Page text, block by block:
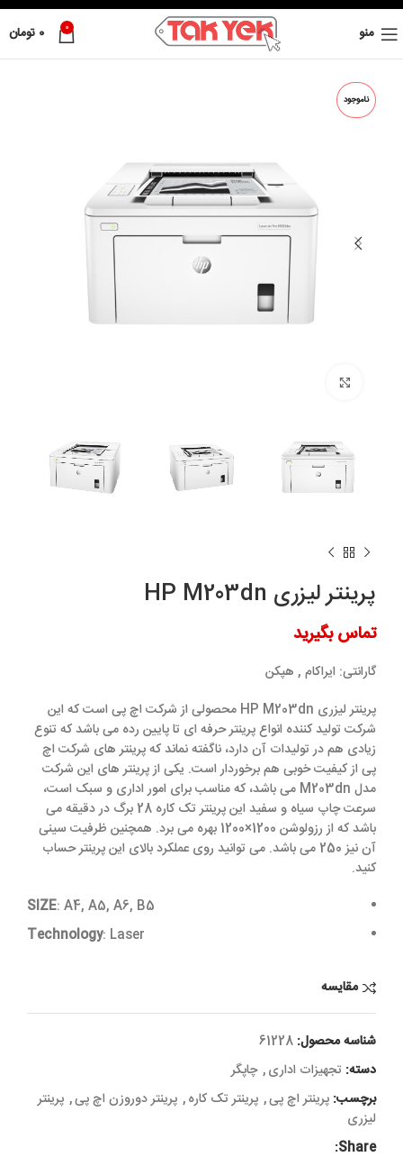
منو 0
0 تومان
ناموجود
پرینتر لیزری HP M203dn
تماس بگیرید
گارانتی: ایراکام , هپکن
پرینتر لیزری HP M203dn محصولی از شرکت اچ پی است که این
شرکت تولید کننده انواع پرینتر حرفه ای تا پایین رده می باشد که تنوع
زیادی هم در تولیدات آن دارد، ناگفته نماند که پرینتر های شرکت اچ
پی از کیفیت خوبی هم برخوردار است. یکی از پرینتر های این شرکت
مدل M203dn می باشد، که مناسب برای امور اداری و سبک است،
سرعت چاپ سیاه و سفید این پرینتر تک کاره 28 برگ در دقیقه می
باشد که از رزولوشن 1200×1200 بهره می برد. همچنین ظرفیت سینی
آن نیز 250 می باشد. می توانید روی عملکرد بالای این پرینتر حساب
کنید.
SIZE: A4, A5, A6, B5
Technology: Laser
مقایسه
شناسه محصول: 61228
دسته: تجهیزات اداری, چاپگر
برچسب: پرینتر اچ پی, پرینتر تک کاره, پرینتر دوروزن اچ پی, پرینتر
لیزری
Share: